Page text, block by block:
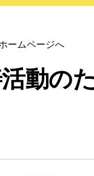
ームページへ
動の